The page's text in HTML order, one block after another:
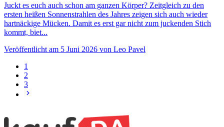
Juckt es euch auch schon am ganzen Körper? Zeitgleich zu den
ersten heißen Sonnenstrahlen des Jahres zeigen sich auch wieder
hartnäckige Mücken. Damit es erst gar nicht zum juckenden Stich
kommt, biet...
Veröffentlicht am 5 Juni 2026 von Leo Pavel
1
2
3